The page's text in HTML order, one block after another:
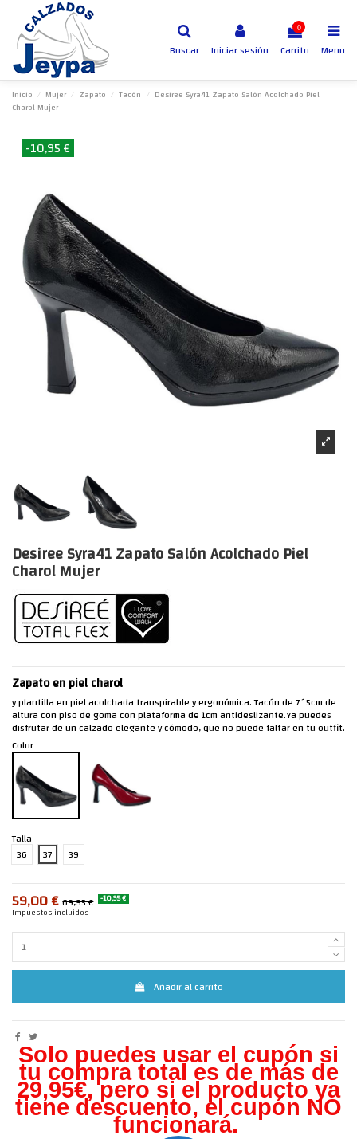
Buscar Iniciar sesión
0
Carrito Menu
Inicio Mujer Zapato Tacón
Desiree Syra41 Zapato Salón Acolchado Piel
Charol Mujer
-10,95 €
Desiree Syra41 Zapato Salón Acolchado Piel
Charol Mujer
Zapato en piel charol
y plantilla en piel acolchada transpirable y ergonómica. Tacón de 7´5cm de
altura con piso de goma con plataforma de 1cm antideslizante.Ya puedes
disfrutar de un calzado elegante y cómodo, que no puede faltar en tu outfit.
Color
Talla
36
37 39
59,00 € 69,95 € -10,95 €
Impuestos incluidos
Añadir al carrito
Solo puedes usar el cupón si
tu compra total es de más de
29,95€, pero si el producto ya
tiene descuento, el cupón NO
funcionará.